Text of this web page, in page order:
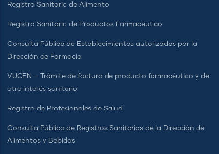
Registro Sanitario de Alimento
Registro Sanitario de Productos Farmacéutico
Consulta Pública de Establecimientos autorizados por la
Dirección de Farmacia
VUCEN – Trámite de factura de producto farmacéutico y de
otro interés sanitario
Registro de Profesionales de Salud
Consulta Pública de Registros Sanitarios de la Dirección de
Alimentos y Bebidas